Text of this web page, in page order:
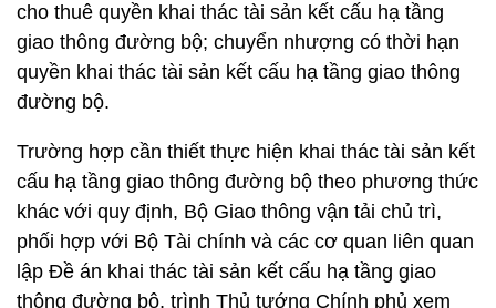
cho thuê quyền khai thác tài sản kết cấu hạ tầng
giao thông đường bộ; chuyển nhượng có thời hạn
quyền khai thác tài sản kết cấu hạ tầng giao thông
đường bộ.
Trường hợp cần thiết thực hiện khai thác tài sản kết
cấu hạ tầng giao thông đường bộ theo phương thức
khác với quy định, Bộ Giao thông vận tải chủ trì,
phối hợp với Bộ Tài chính và các cơ quan liên quan
lập Đề án khai thác tài sản kết cấu hạ tầng giao
thông đường bộ, trình Thủ tướng Chính phủ xem